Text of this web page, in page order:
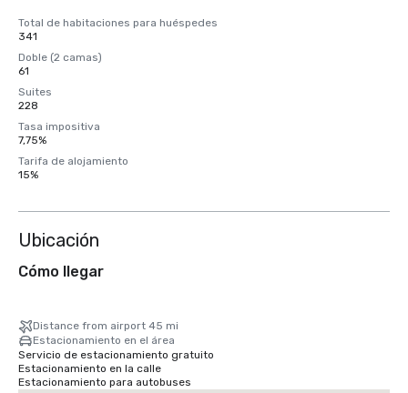
Total de habitaciones para huéspedes
341
Doble (2 camas)
61
Suites
228
Tasa impositiva
7,75%
Tarifa de alojamiento
15%
Ubicación
Cómo llegar
Distance from airport 45 mi
Estacionamiento en el área
Servicio de estacionamiento gratuito
Estacionamiento en la calle
Estacionamiento para autobuses